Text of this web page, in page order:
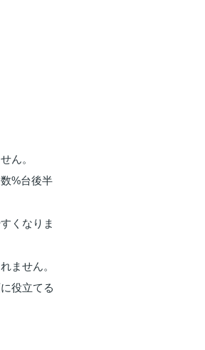
ん。
%台後半
くなりま
ません。
役立てる